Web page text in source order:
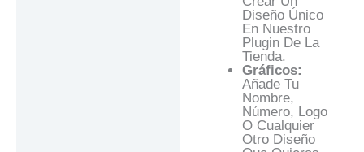
Diseño Único
En Nuestro
Plugin De La
Tienda.
Gráficos:
Añade Tu
Nombre,
Número, Logo
O Cualquier
Otro Diseño